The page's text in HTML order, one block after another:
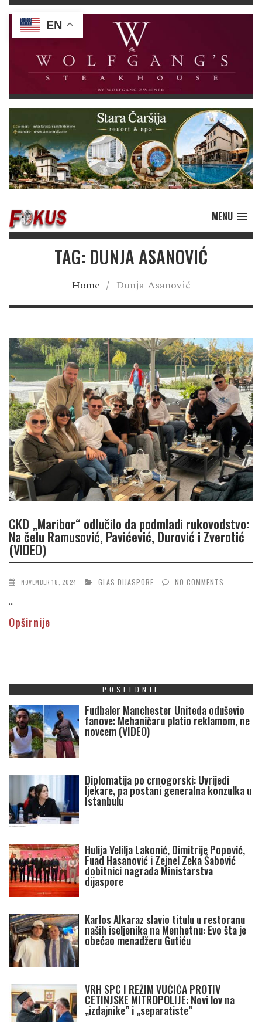
MENU
TAG: DUNJA ASANOVIĆ
Home / Dunja Asanović
CKD „Maribor“ odlučilo da podmladi rukovodstvo:
Na čelu Ramusović, Pavićević, Durović i Zverotić
(VIDEO)
NOVEMBER 18, 2024 GLAS DIJASPORE NO COMMENTS
...
Opširnije
POSLEDNJE
Fudbaler Manchester Uniteda oduševio
fanove: Mehaničaru platio reklamom, ne
novcem (VIDEO)
Diplomatija po crnogorski: Uvrijedi
ljekare, pa postani generalna konzulka u
Istanbulu
Hulija Velilja Lakonić, Dimitrije Popović,
Fuad Hasanović i Zejnel Zeka Šabović
dobitnici nagrada Ministarstva
dijaspore
Karlos Alkaraz slavio titulu u restoranu
naših iseljenika na Menhetnu: Evo šta je
obećao menadžeru Gutiću
VRH SPC I REŽIM VUČIĆA PROTIV
CETINJSKE MITROPOLIJE: Novi lov na
„izdajnike” i „separatiste”
EN